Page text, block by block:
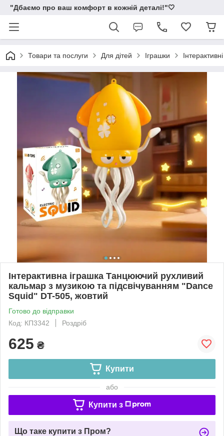
"Дбаємо про ваш комфорт в кожній деталі!"🤍
Товари та послуги Для дітей Іграшки
Інтерактивна іграшка Танцюючий рухливий
кальмар з музикою та підсвічуванням "Dance
Squid" DT-505, жовтий
Готово до відправки
Код: КП3342
Роздріб
625 ₴
Купити
або
Купити з
Що таке купити з Пром?